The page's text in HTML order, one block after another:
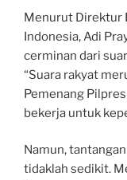
Menurut Direktur
Indonesia, Adi
cerminan dari
“Suara rakyat
Pemenang
bekerja untuk
Namun,
tidaklah sedikit.